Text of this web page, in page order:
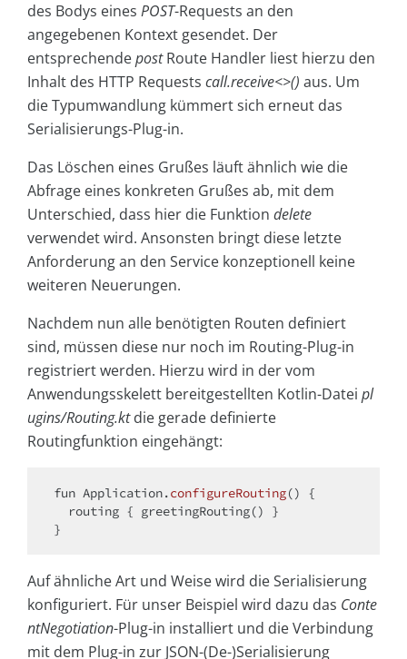
des Bodys eines POST-Requests an den
angegebenen Kontext gesendet. Der
entsprechendepostRoute Handler liest hierzu den
Inhalt des HTTP Requests call.receive<>() aus. Um
die Typumwandlung kümmert sich erneut das
Serialisierungs-Plug-in.
Das Löschen eines Grußes läuft ähnlich wie die
Abfrage eines konkreten Grußes ab, mit dem
Unterschied, dass hier die Funktion delete
verwendet wird. Ansonsten bringt diese letzte
Anforderung an den Service konzeptionell keine
weiteren Neuerungen.
Nachdem nun alle benötigten Routen definiert
sind, müssen diese nur noch im Routing-Plug-in
registriert werden. Hierzu wird in der vom
Anwendungsskelett bereitgestellten Kotlin-Datei pl
ugins/Routing.ktdie gerade definierte
Routingfunktion eingehängt:
fun Application.configureRouting()
{
Auf ähnliche Art und Weise wird die Serialisierung
konfiguriert. Für unser Beispiel wird dazu das Conte
ntNegotiation-Plug-in installiert und die Verbindung
mit dem Plug-in zur JSON-(De-)Serialisierung